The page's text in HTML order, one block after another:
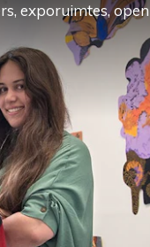
exporuimtes, open